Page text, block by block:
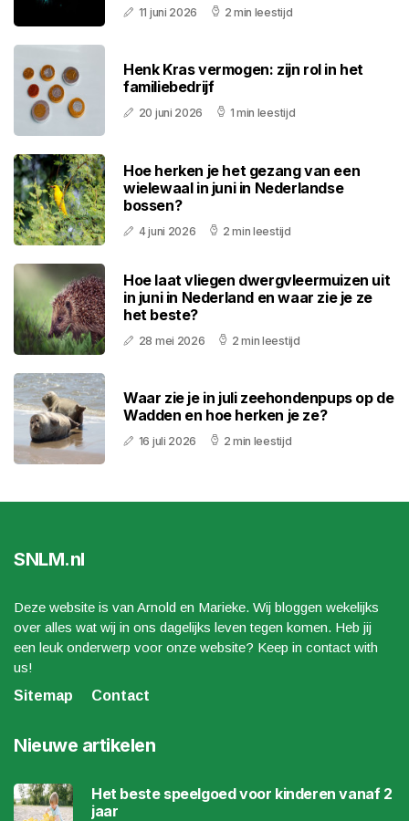
11 juni 2026 2 min leestijd
Henk Kras vermogen: zijn rol in het
familiebedrijf
20 juni 2026 1 min leestijd
Hoe herken je het gezang van een
wielewaal in juni in Nederlandse
bossen?
4 juni 2026 2 min leestijd
Hoe laat vliegen dwergvleermuizen uit
in juni in Nederland en waar zie je ze
het beste?
28 mei 2026 2 min leestijd
Waar zie je in juli zeehondenpups op de
Wadden en hoe herken je ze?
16 juli 2026 2 min leestijd
SNLM.nl
Deze website is van Arnold en Marieke. Wij bloggen wekelijks
over alles wat wij in ons dagelijks leven tegen komen. Heb jij
een leuk onderwerp voor onze website? Keep in contact with
us!
Sitemap
Contact
Nieuwe artikelen
Het beste speelgoed voor kinderen vanaf 2
jaar